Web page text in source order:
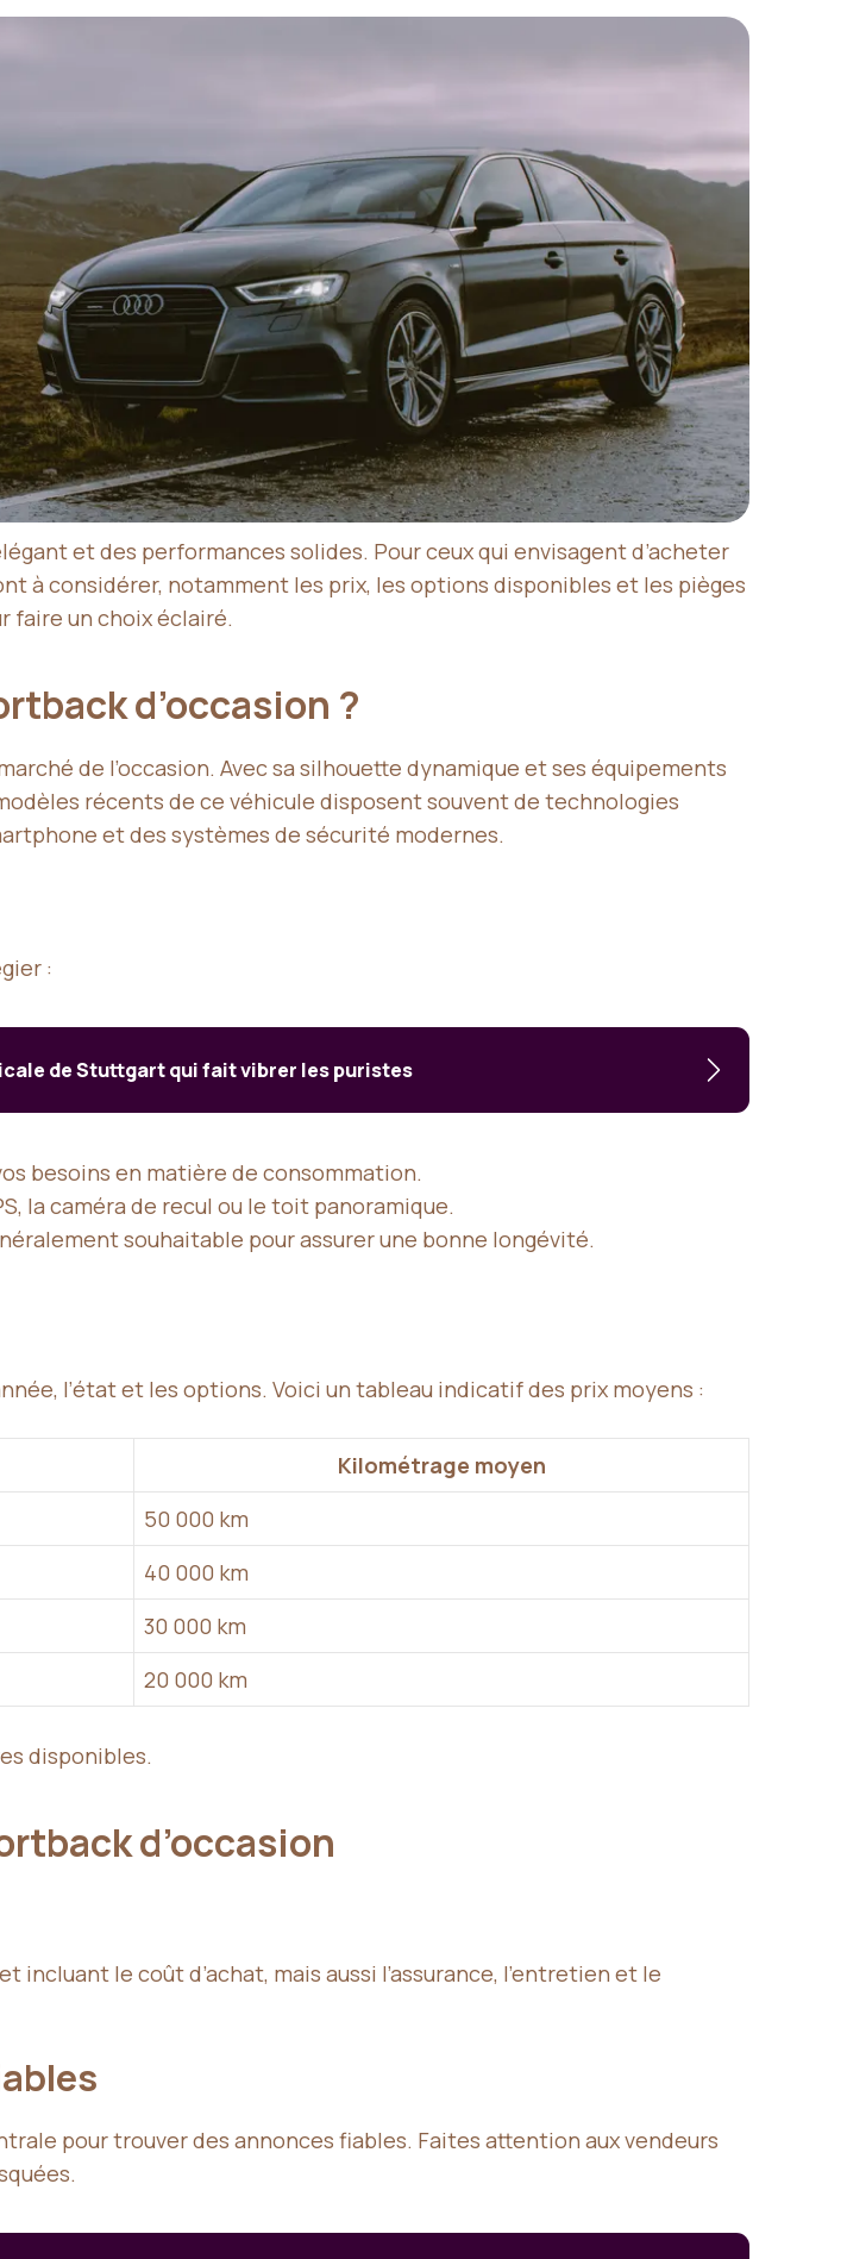
et des performances solides. Pour ceux qui envisagent d’acheter
à considérer, notamment les prix, les options disponibles et les pièges
faire un choix éclairé.
d’occasion ?
de l’occasion. Avec sa silhouette dynamique et ses équipements
récents de ce véhicule disposent souvent de technologies
et des systèmes de sécurité modernes.
:
de Stuttgart qui fait vibrer les puristes
besoins en matière de consommation.
la caméra de recul ou le toit panoramique.
souhaitable pour assurer une bonne longévité.
l’état et les options. Voici un tableau indicatif des prix moyens :
Kilométrage moyen
50 000 km
40 000 km
30 000 km
20 000 km
disponibles.
d’occasion
le coût d’achat, mais aussi l’assurance, l’entretien et le
pour trouver des annonces fiables. Faites attention aux vendeurs